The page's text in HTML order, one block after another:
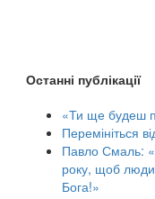
Останні публікації
«Ти ще будеш
Перемініться
Павло Смаль:
року, щоб
Бога!»